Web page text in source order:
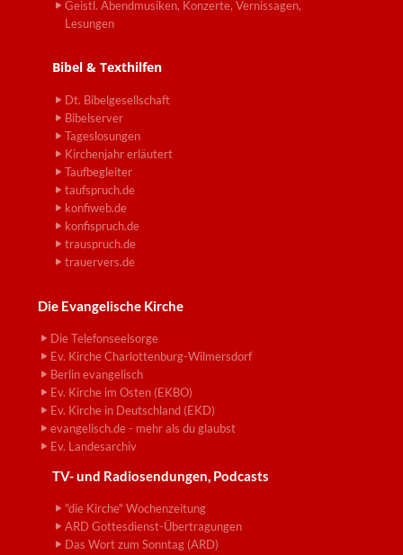
Geistl. Abendmusiken, Konzerte, Vernissagen,
Lesungen
Bibel & Texthilfen
Dt. Bibelgesellschaft
Bibelserver
Tageslosungen
Kirchenjahr erläutert
Taufbegleiter
taufspruch.de
konfiweb.de
konfispruch.de
trauspruch.de
trauervers.de
Die Evangelische Kirche
Die Telefonseelsorge
Ev. Kirche Charlottenburg-Wilmersdorf
Berlin evangelisch
Ev. Kirche im Osten (EKBO)
Ev. Kirche in Deutschland (EKD)
evangelisch.de - mehr als du glaubst
Ev. Landesarchiv
TV- und Radiosendungen, Podcasts
"die Kirche" Wochenzeitung
ARD Gottesdienst-Übertragungen
Das Wort zum Sonntag (ARD)